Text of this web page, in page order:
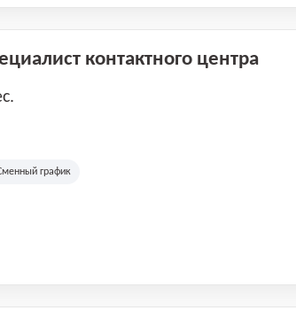
контактного центра
график